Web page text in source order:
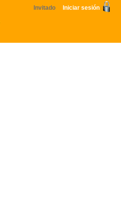
Invitado Iniciar sesión